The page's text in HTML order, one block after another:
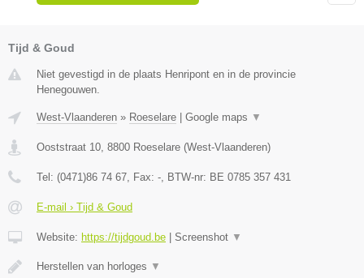
Tijd & Goud
Niet gevestigd in de plaats Henripont en in de provincie
Henegouwen.
West-Vlaanderen » Roeselare | Google maps ▼
Ooststraat 10 8800 Roeselare (West-Vlaanderen)
Tel: (0471)86 74 67 , Fax: - , BTW-nr: BE 0785 357 431
E-mail › Tijd & Goud
Website: https://tijdgoud.be | Screenshot ▼
Herstellen van horloges ▼